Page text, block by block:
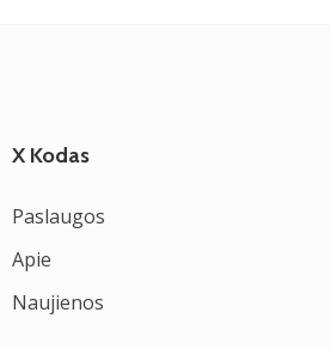
X Kodas
Paslaugos
Apie
Naujienos